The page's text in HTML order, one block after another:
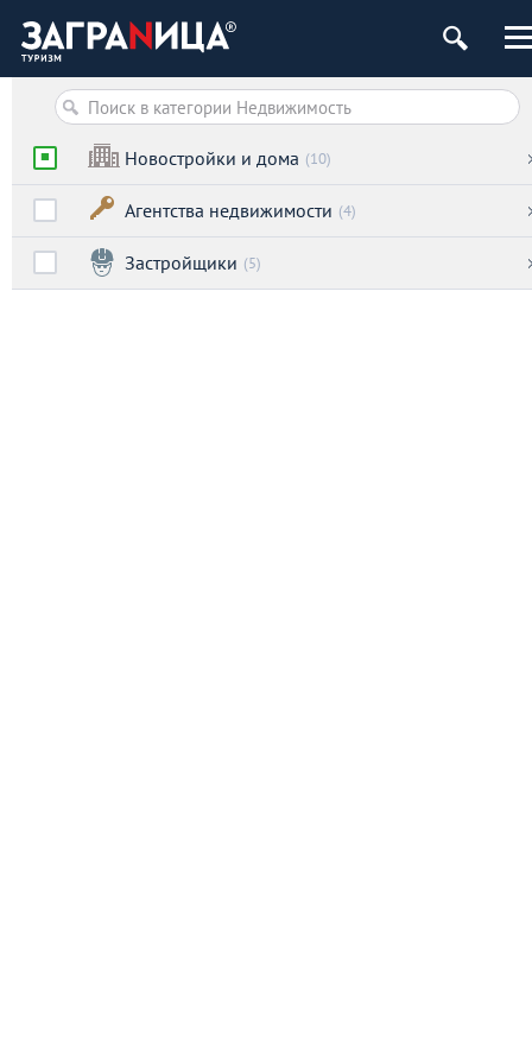
Новостройки и дома (10)
Агентства недвижимости (4)
Застройщики (5)